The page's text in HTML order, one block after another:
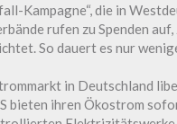
Kampagne“, die in
rufen zu Spenden
So dauert es nur
in Deutschland
bieten ihren Ökostrom